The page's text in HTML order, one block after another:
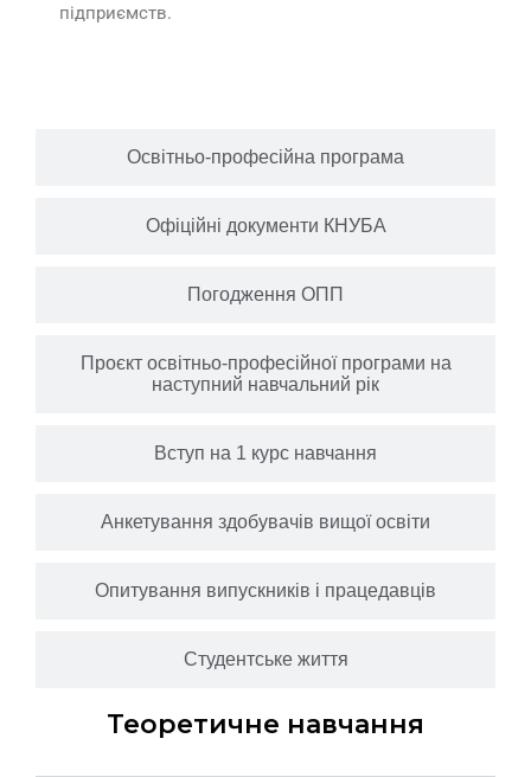
Освітньо-професійна програма
Офіційні документи КНУБА
Погодження ОПП
Проєкт освітньо-професійної програми на
наступний навчальний рік
Вступ на 1 курс навчання
Анкетування здобувачів вищої освіти
Опитування випускників і працедавців
Студентське життя
підприємств.
Теоретичне навчання